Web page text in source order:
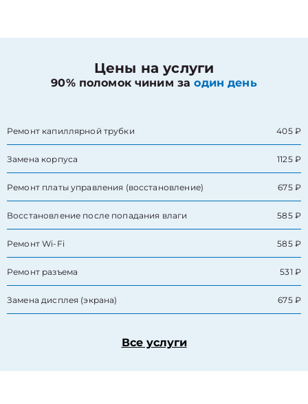
Цены на услуги
90% поломок чиним заодин день
Ремонт капиллярной трубки 405 ₽
Замена корпуса 1125 ₽
Ремонт платы управления (восстановление) 675 ₽
Восстановление после попадания влаги 585 ₽
Ремонт Wi-Fi 585 ₽
Ремонт разъема 531 ₽
Замена дисплея (экрана) 675 ₽
Все услуги